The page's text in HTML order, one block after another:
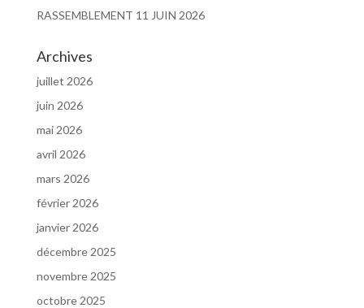
RASSEMBLEMENT 11 JUIN 2026
Archives
juillet 2026
juin 2026
mai 2026
avril 2026
mars 2026
février 2026
janvier 2026
décembre 2025
novembre 2025
octobre 2025